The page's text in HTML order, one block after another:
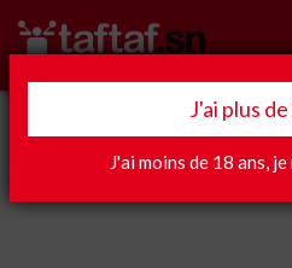
J'ai plus
J'ai moins de 18 ans,